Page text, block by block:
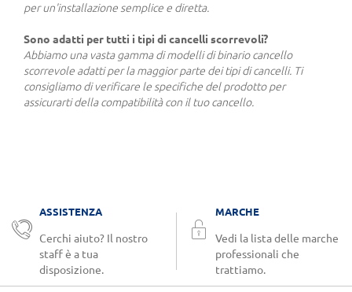
per un'installazione semplice e diretta.
Sono adatti per tutti i tipi di cancelli scorrevoli?
Abbiamo una vasta gamma di modelli di binario cancello
scorrevole adatti per la maggior parte dei tipi di cancelli. Ti
consigliamo di verificare le specifiche del prodotto per
assicurarti della compatibilità con il tuo cancello.
ASSISTENZA
Cerchi aiuto? Il nostro
staff è a tua
disposizione.
MARCHE
Vedi la lista delle marche
professionali che
trattiamo.